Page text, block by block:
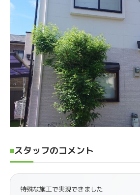
スタッフのコメント
特殊な施工で実現できました